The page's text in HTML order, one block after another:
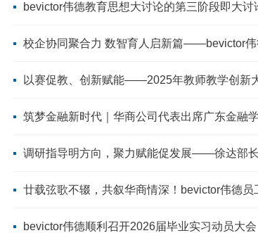
bevictor伟德教育思想大讨论的第三阶段即大讨
校企协同聚合力 数智育人启新篇——bevictor
以赛促教、创新赋能——2025年教师教学创新
筑梦金融新时代｜华商公司代表出席广东金融
调研指导明方向，聚力赋能促发展——徐达部
廿载弦歌不辍，共叙华商情深！bevictor伟德员
bevictor伟德顺利召开2026届毕业实习动员大会